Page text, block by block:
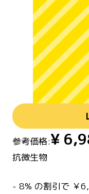
参考価格:¥
抗微生物
- 8% の割引で ￥